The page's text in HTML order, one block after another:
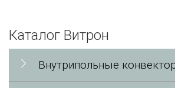
Каталог Витрон
Внутрипольные